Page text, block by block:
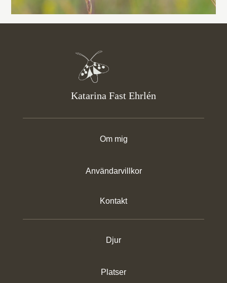
Katarina Fast Ehrlén
Djur
Platser
Om mig
Användarvillkor
Kontakt